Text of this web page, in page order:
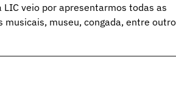
veio por apresentarmos todas as
museu, congada, entre